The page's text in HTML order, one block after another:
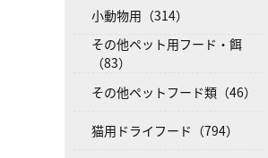
小動物用（314）
その他ペット用フード・餌
（83）
その他ペットフード類（46）
猫用ドライフード（794）